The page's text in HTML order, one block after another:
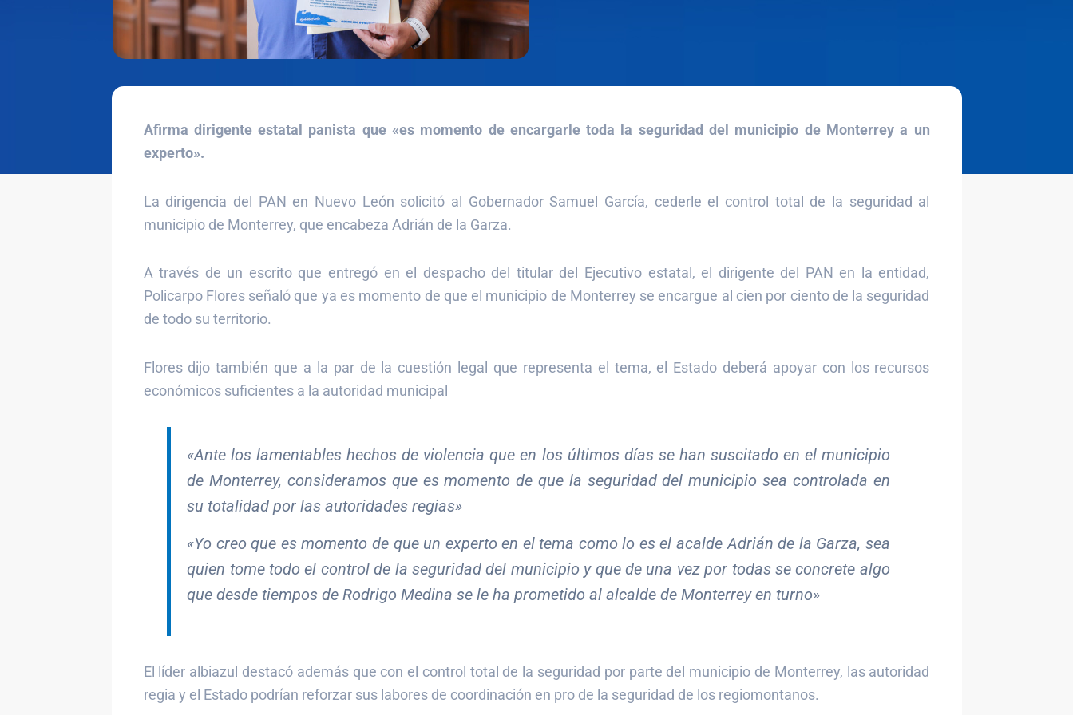
Afirma dirigente estatal panista que «es momento de encargarle toda la seguridad del municipio de Monterrey a un
experto».
La dirigencia del PAN en Nuevo León solicitó al Gobernador Samuel García, cederle el control total de la seguridad al
municipio de Monterrey, que encabeza Adrián de la Garza.
A través de un escrito que entregó en el despacho del titular del Ejecutivo estatal, el dirigente del PAN en la entidad,
Policarpo Flores señaló que ya es momento de que el municipio de Monterrey se encargue al cien por ciento de la seguridad
de todo su territorio.
Flores dijo también que a la par de la cuestión legal que representa el tema, el Estado deberá apoyar con los recursos
económicos suficientes a la autoridad municipal
«Ante los lamentables hechos de violencia que en los últimos días se han suscitado en el municipio
de Monterrey, consideramos que es momento de que la seguridad del municipio sea controlada en
su totalidad por las autoridades regias»
«Yo creo que es momento de que un experto en el tema como lo es el acalde Adrián de la Garza, sea
quien tome todo el control de la seguridad del municipio y que de una vez por todas se concrete algo
que desde tiempos de Rodrigo Medina se le ha prometido al alcalde de Monterrey en turno»
El líder albiazul destacó además que con el control total de la seguridad por parte del municipio de Monterrey, las autoridad
regia y el Estado podrían reforzar sus labores de coordinación en pro de la seguridad de los regiomontanos.